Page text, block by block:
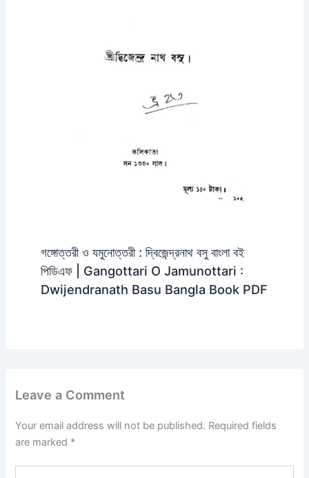
গঙ্গোত্তরী ও যমুনোত্তরী : দ্বিজেন্দ্রনাথ বসু বাংলা বই
পিডিএফ | Gangottari O Jamunottari :
Dwijendranath Basu Bangla Book PDF
Leave a Comment
Your email address will not be published. Required fields
are marked *